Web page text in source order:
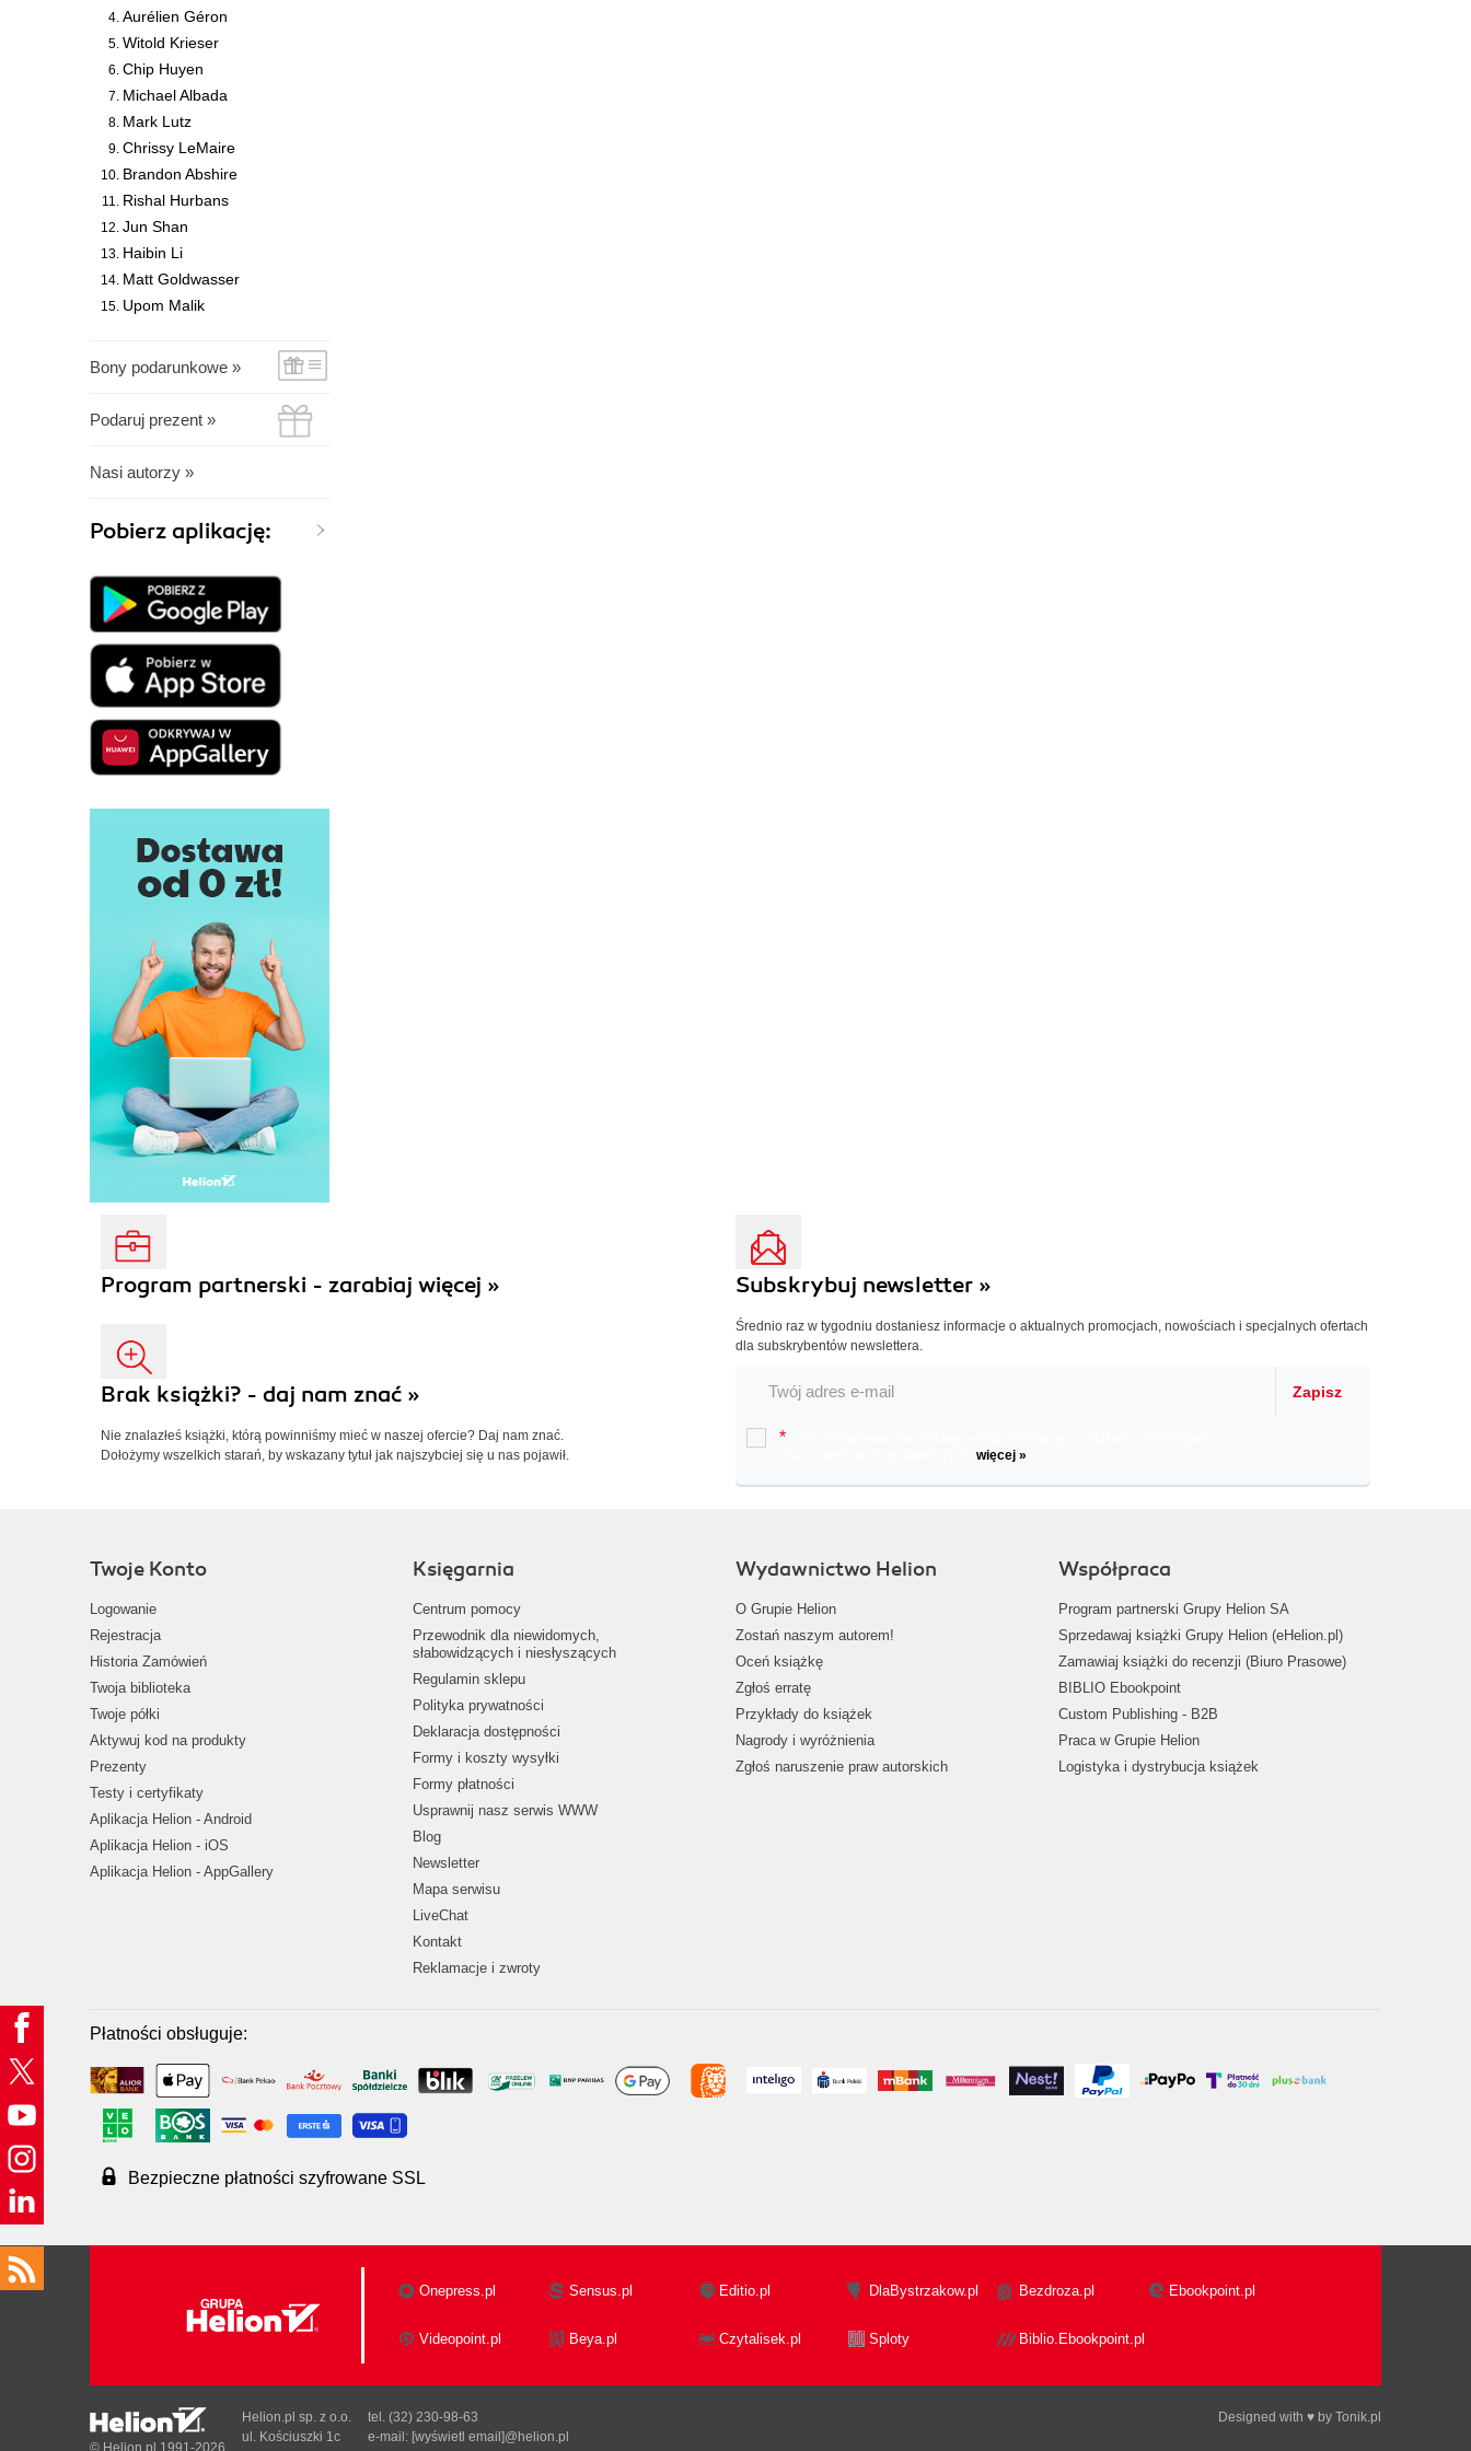
Aurélien Géron
Witold Krieser
Chip Huyen
Michael Albada
Mark Lutz
Chrissy LeMaire
Brandon Abshire
Rishal Hurbans
Jun Shan
Haibin Li
Matt Goldwasser
Upom Malik
Bony podarunkowe »
Podaruj prezent »
Nasi autorzy »
Pobierz aplikację:
Program partnerski - zarabiaj więcej »
Brak książki? - daj nam znać »
Nie znalazłeś książki, którą powinniśmy mieć w naszej ofercie? Daj nam znać.
Dołożymy wszelkich starań, by wskazany tytuł jak najszybciej się u nas pojawił.
Subskrybuj newsletter »
Średnio raz w tygodniu dostaniesz informacje o aktualnych promocjach, nowościach i specjalnych ofertach
dla subskrybentów newslettera.
Zapisz
*
więcej »
Twoje Konto
Logowanie
Rejestracja
Historia Zamówień
Twoja biblioteka
Twoje półki
Aktywuj kod na produkty
Prezenty
Testy i certyfikaty
Aplikacja Helion - Android
Aplikacja Helion - iOS
Aplikacja Helion - AppGallery
Księgarnia
Centrum pomocy
Przewodnik dla niewidomych,
słabowidzących i niesłyszących
Regulamin sklepu
Polityka prywatności
Deklaracja dostępności
Formy i koszty wysyłki
Formy płatności
Usprawnij nasz serwis WWW
Blog
Newsletter
Mapa serwisu
LiveChat
Kontakt
Reklamacje i zwroty
Wydawnictwo Helion
O Grupie Helion
Zostań naszym autorem!
Oceń książkę
Zgłoś erratę
Przykłady do książek
Nagrody i wyróżnienia
Zgłoś naruszenie praw autorskich
Współpraca
Program partnerski Grupy Helion SA
Sprzedawaj książki Grupy Helion (eHelion.pl)
Zamawiaj książki do recenzji (Biuro Prasowe)
BIBLIO Ebookpoint
Custom Publishing - B2B
Praca w Grupie Helion
Logistyka i dystrybucja książek
Płatności obsługuje:
Bezpieczne płatności szyfrowane SSL
Onepress.pl Sensus.pl Editio.pl DlaBystrzakow.pl Bezdroza.pl Ebookpoint.pl
Videopoint.pl Beya.pl Czytalisek.pl Sploty Biblio.Ebookpoint.pl
Designed with ♥ by Tonik.pl
© Helion.pl 1991-2026
Helion.pl sp. z o.o.
ul. Kościuszki 1c
tel. (32) 230-98-63
e-mail: [wyświetl email]@helion.pl